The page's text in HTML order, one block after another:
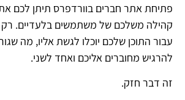
פתיחת אתר חברים בוורדפרס תיתן לכם
קהילה משלכם של משתמשים בלעדיים.
עבור התוכן שלכם יוכלו לגשת אליו, מה
להרגיש מחוברים אליכם ואחד לשני.
זה דבר חזק.